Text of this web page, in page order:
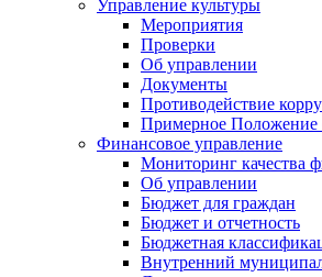
Управление культуры
Мероприятия
Проверки
Об управлении
Документы
Противодействие
Примерное Положение
Финансовое управление
Мониторинг качества
Об управлении
Бюджет для граждан
Бюджет и отчетность
Бюджетная
Внутренний